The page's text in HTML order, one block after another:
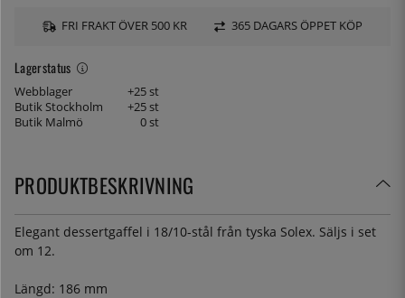
Lagerstatus
Webblager
+25 st
Butik Stockholm
+25 st
Butik Malmö
0 st
FRI FRAKT ÖVER 500 KR 365 DAGARS ÖPPET KÖP
PRODUKTBESKRIVNING
Elegant dessertgaffel i 18/10-stål från tyska Solex. Säljs i set
om 12.
Längd: 186 mm